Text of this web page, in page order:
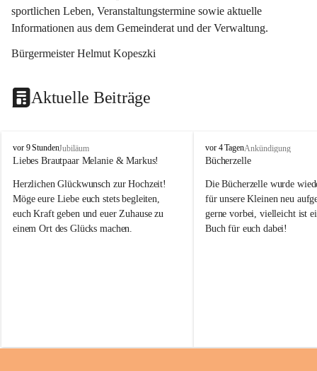
sportlichen Leben, Veranstaltungstermine sowie aktuelle
Informationen aus dem Gemeinderat und der Verwaltung.
Bürgermeister Helmut Kopeszki
Aktuelle Beiträge
T
o
a
j
vor 9 StundenJubiläum
Liebes Brautpaar Melanie & Markus!
Herzlichen Glückwunsch zur Hochzeit!
Möge eure Liebe euch stets begleiten,
euch Kraft geben und euer Zuhause zu
einem Ort des Glücks machen.
T
o
a
j
vor 4 TagenAnkündigung
Bücherzelle
Die Bücherzelle wurde
für unsere Kleinen neu
gerne vorbei, vielleicht ist
Buch für euch dabei!
Wanduhr (!) benutzt und